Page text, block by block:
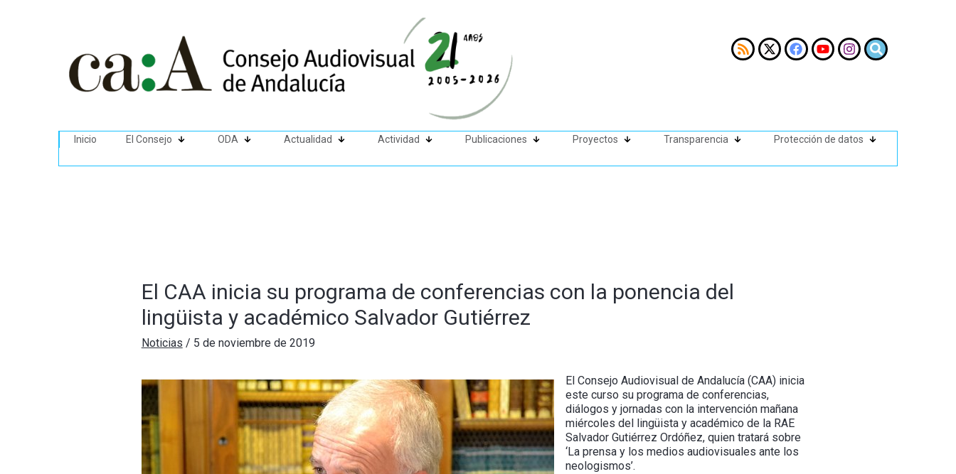
Inicio El Consejo ODA Actualidad Actividad Publicaciones Proyectos Transparencia Protección de datos
El CAA inicia su programa de conferencias con la ponencia del
lingüista y académico Salvador Gutiérrez
Noticias / 5 de noviembre de 2019
El Consejo Audiovisual de Andalucía (CAA) inicia
este curso su programa de conferencias,
diálogos y jornadas con la intervención mañana
miércoles del lingüista y académico de la RAE
Salvador Gutiérrez Ordóñez, quien tratará sobre
‘La prensa y los medios audiovisuales ante los
neologismos’.